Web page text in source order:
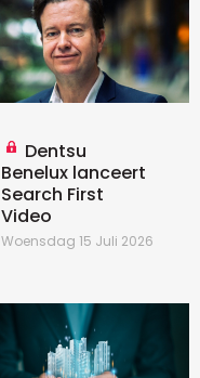
Dentsu
Benelux lanceert
Search First
Video
Woensdag 15 Juli 2026